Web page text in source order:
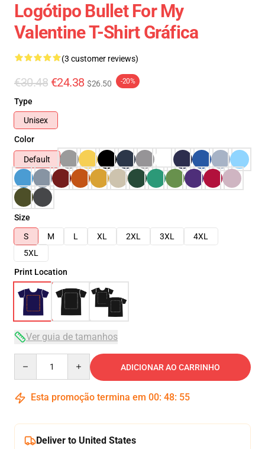
Logótipo Bullet For My
Valentine T-Shirt Gráfica
(3 customer reviews)
€30.48 €24.38 $26.50 -20%
Type
Unisex
Color
Default
Size
S
M L XL 2XL 3XL
4XL
5XL
Print Location
Ver guia de tamanhos
ADICIONAR AO CARRINHO
Esta promoção termina em 00: 48: 54
Deliver to United States